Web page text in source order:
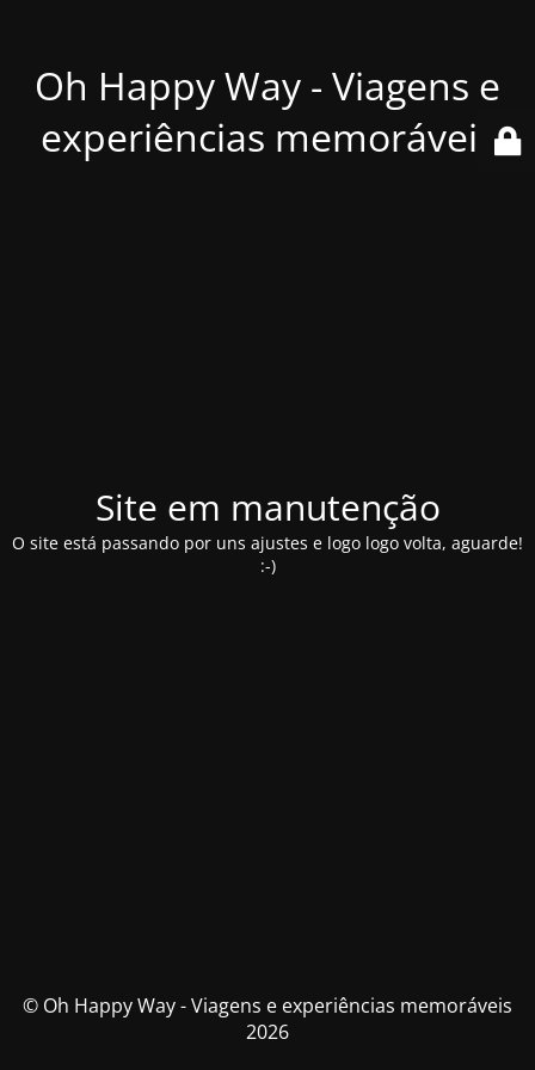
Oh Happy Way - Viagens e
experiências memoráveis
Site em manutenção
O site está passando por uns ajustes e logo logo volta, aguarde!
:-)
© Oh Happy Way - Viagens e experiências memoráveis
2026